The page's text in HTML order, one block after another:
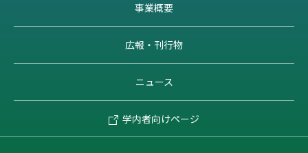
事業概要
広報・刊行物
ニュース
学内者向けページ